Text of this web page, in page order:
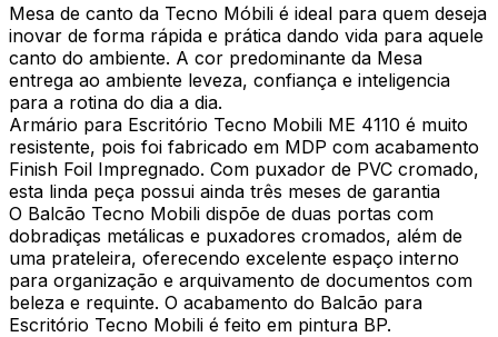
Mesa de canto da Tecno Móbili é ideal para quem deseja
inovar de forma rápida e prática dando vida para aquele
canto do ambiente. A cor predominante da Mesa
entrega ao ambiente leveza, confiança e inteligencia
para a rotina do dia a dia.
Armário para Escritório Tecno Mobili ME 4110 é muito
resistente, pois foi fabricado em MDP com acabamento
Finish Foil Impregnado. Com puxador de PVC cromado,
esta linda peça possui ainda três meses de garantia
O Balcão Tecno Mobili dispõe de duas portas com
dobradiças metálicas e puxadores cromados, além de
uma prateleira, oferecendo excelente espaço interno
para organização e arquivamento de documentos com
beleza e requinte. O acabamento do Balcão para
Escritório Tecno Mobili é feito em pintura BP.